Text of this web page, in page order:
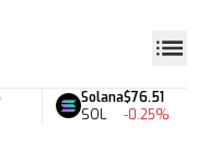
Solana
SOL
$76.51
-0.25%